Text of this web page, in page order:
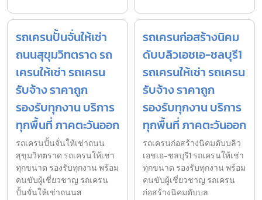
รถเครนปั้นจั่นให้เช่า
ถนนสุขุมวิทตราด รถ
เครนให้เช่า รถเครน
รับจ้าง ราคาถูก
รองรับทุกงาน บริการ
ทุกพื้นที่ ภาคตะวันออก
รถเครนปั้นจั่นให้เช่าถนน
สุขุมวิทตราด รถเครนให้เช่า
ทุกขนาด รองรับทุกงาน พร้อม
คนขับผู้เชี่ยวชาญ รถเครน
ปั้นจั่นให้เช่าถนนส
รถเครนก่อสร้างนิคม
ดับบลิวเอชเอ-ชลบุรี1
รถเครนให้เช่า รถเครน
รับจ้าง ราคาถูก
รองรับทุกงาน บริการ
ทุกพื้นที่ ภาคตะวันออก
รถเครนก่อสร้างนิคมดับบลิว
เอชเอ-ชลบุรี1 รถเครนให้เช่า
ทุกขนาด รองรับทุกงาน พร้อม
คนขับผู้เชี่ยวชาญ รถเครน
ก่อสร้างนิคมดับบล